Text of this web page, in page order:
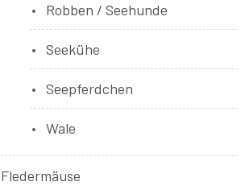
Robben / Seehunde
Seekühe
Seepferdchen
Wale
Fledermäuse